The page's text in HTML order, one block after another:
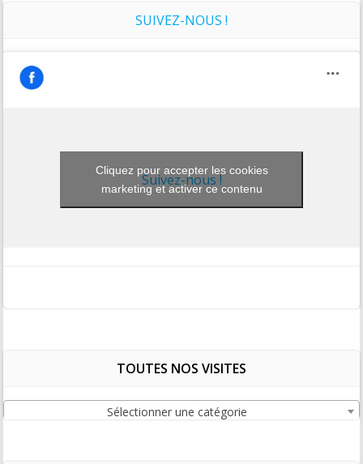
SUIVEZ-NOUS !
Suivez-nous !
Cliquez pour accepter les cookies
marketing et activer ce contenu
TOUTES NOS VISITES
Sélectionner une catégorie